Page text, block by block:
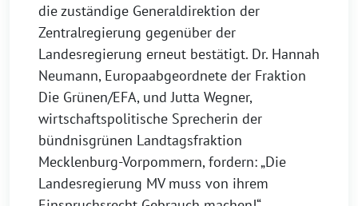
die zuständige Generaldirektion der
Zentralregierung gegenüber der
Landesregierung erneut bestätigt. Dr. Hannah
Neumann, Europaabgeordnete der Fraktion
Die Grünen/EFA, und Jutta Wegner,
wirtschaftspolitische Sprecherin der
bündnisgrünen Landtagsfraktion
Mecklenburg-Vorpommern, fordern: „Die
Landesregierung MV muss von ihrem